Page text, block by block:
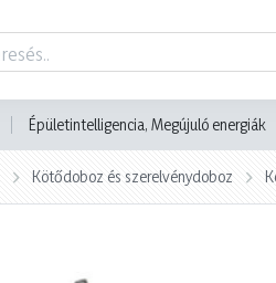
Épületintelligencia, Megújuló energiák
Kötődoboz és szerelvénydoboz